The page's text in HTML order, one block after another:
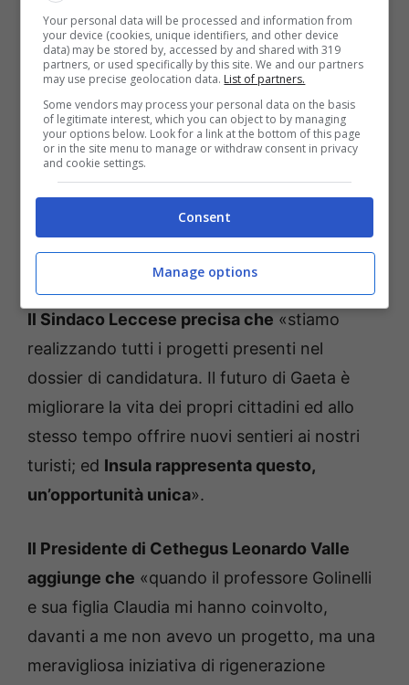
Riviera di Ulisse, FAI ed ANCE. Completa la
delegazione ministeriale presente a Gaeta,
con cameraman e giornalisti al seguito
perché verrà realizzato un servizio video con
interviste e riprese di questa meravigliosa
città del Mediterraneo che, attraverso il
bellezze inedite ai propri cittadini ed al
Il Sindaco Leccese precisa che «stiamo
realizzando tutti i progetti presenti nel
dossier di candidatura. Il futuro di Gaeta è
migliorare la vita dei propri cittadini ed allo
stesso tempo offrire nuovi sentieri ai nostri
turisti; ed Insula rappresenta questo,
un’opportunità unica».
Il Presidente di Cethegus Leonardo Valle
aggiunge che «quando il professore Golinelli
e sua figlia Claudia mi hanno coinvolto,
davanti a me non avevo un progetto, ma una
meravigliosa iniziativa di rigenerazione
Your personal data will be processed and information from
your device (cookies, unique identifiers, and other device
data) may be stored by, accessed by and shared with 319
partners, or used specifically by this site. We and our partners
may use precise geolocation data. List of partners.
Some vendors may process your personal data on the basis
of legitimate interest, which you can object to by managing
your options below. Look for a link at the bottom of this page
or in the site menu to manage or withdraw consent in privacy
and cookie settings.
Consent
Manage options